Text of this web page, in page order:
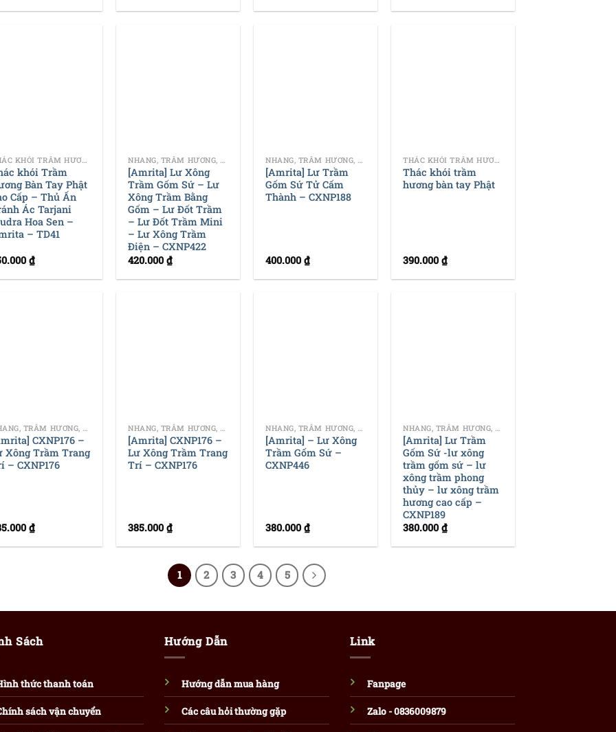
THÁC KHÓI TRẦM HƯƠNG
khói Trầm
Bàn Tay Phật
Cấp – Thủ Ấn
Ác Tarjani
Hoa Sen –
– TD41
₫
NHANG, TRẦM HƯƠNG, DỤNG CỤ ĐỐT TRẦM
[Amrita] Lư Xông
Trầm Gốm Sứ – Lư
Xông Trầm Bằng
Gốm – Lư Đốt Trầm
– Lư Đốt Trầm Mini
– Lư Xông Trầm
Điện – CXNP422
420.000₫
NHANG, TRẦM HƯƠNG, DỤNG CỤ ĐỐT TRẦM
[Amrita] Lư Trầm
Gốm Sứ Tử Cấm
Thành – CXNP188
400.000₫
THÁC KHÓI TRẦM HƯƠNG
Thác khói trầm
hương bàn tay Phật
390.000₫
NHANG, TRẦM HƯƠNG, DỤNG CỤ ĐỐT TRẦM
CXNP176 –
Xông Trầm Trang
– CXNP176
₫
NHANG, TRẦM HƯƠNG, DỤNG CỤ ĐỐT TRẦM
[Amrita] CXNP176 –
Lư Xông Trầm Trang
Trí – CXNP176
385.000₫
NHANG, TRẦM HƯƠNG, DỤNG CỤ ĐỐT TRẦM
[Amrita] – Lư Xông
Trầm Gốm Sứ –
CXNP446
380.000₫
NHANG, TRẦM HƯƠNG, DỤNG CỤ ĐỐT TRẦM
[Amrita] Lư Trầm
Gốm Sứ -lư xông
trầm gốm sứ – lư
xông trầm phong
thủy – lư xông trầm
hương cao cấp –
CXNP189
380.000₫
1 2 3 4 5
Sách
thức thanh toán
sách vận chuyển
Hướng Dẫn
Hướng dẫn mua hàng
Các câu hỏi thường gặp
Link
Fanpage
Zalo - 0836009879